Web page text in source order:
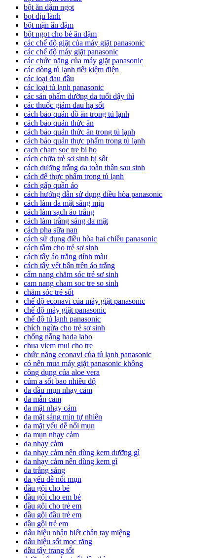
bột ăn dặm ngọt
bọt dịu lành
bột mặn ăn dặm
bột ngọt cho bé ăn dặm
các chế độ giặt của máy giặt panasonic
các chế độ máy giặt panasonic
các chức năng của máy giặt panasonic
các dòng tủ lạnh tiết kiệm điện
các loại đau đầu
các loại tủ lạnh panasonic
các sản phẩm dưỡng da tuổi dậy thì
các thuốc giảm đau hạ sốt
cách bảo quản đồ ăn trong tủ lạnh
cách bảo quản thức ăn
cách bảo quản thức ăn trong tủ lạnh
cách bảo quản thực phẩm trong tủ lạnh
cach cham soc tre bi ho
cách chữa trẻ sơ sinh bị sốt
cách dưỡng trắng da toàn thân sau sinh
cách để thực phẩm trong tủ lạnh
cách gấp quần áo
cách hướng dẫn sử dụng điều hòa panasonic
cách làm da mặt sáng mịn
cách làm sạch áo trắng
cách làm trắng sáng da mặt
cách pha sữa nan
cách sử dụng điều hòa hai chiều panasonic
cách tắm cho trẻ sơ sinh
cách tẩy áo trắng dính màu
cách tẩy vết bẩn trên áo trắng
cẩm nang chăm sóc trẻ sơ sinh
cam nang cham soc tre so sinh
chăm sóc trẻ sốt
chế độ econavi của máy giặt panasonic
chế độ máy giặt panasonic
chế độ tủ lạnh panasonic
chích ngừa cho trẻ sơ sinh
chống nắng hada labo
chua viem mui cho tre
chức năng econavi của tủ lạnh panasonic
có nên mua máy giặt panasonic không
công dụng của aloe vera
cúm a sốt bao nhiêu độ
da dầu mụn nhạy cảm
da mẫn cảm
da mặt nhạy cảm
da mặt sáng mịn tự nhiên
da mặt yếu dễ nổi mụn
da mụn nhạy cảm
da nhạy cảm
da nhạy cảm nên dùng kem dưỡng gì
da nhạy cảm nên dùng kem gì
da trắng sáng
da yếu dễ nổi mụn
dầu gội cho bé
dầu gội cho em bé
dầu gội cho trẻ em
dầu gội đầu trẻ em
dầu gội trẻ em
dấu hiệu nhận biết chân tay miệng
dấu hiệu sốt mọc răng
dầu tẩy trang tốt